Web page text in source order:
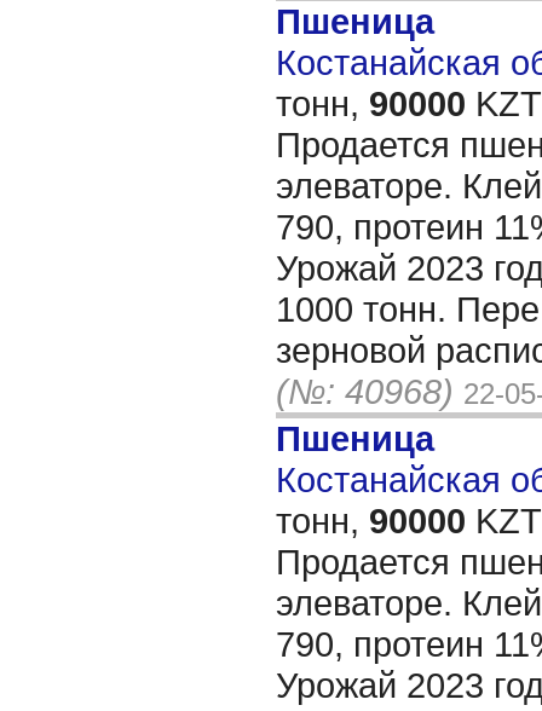
Пшеница
Костанайская
тонн, 90000
Продается
элеваторе.
790, протеин
Урожай 2023
1000 тонн.
зерновой
(№: 40968) 22-
Пшеница
Костанайская
тонн, 90000
Продается
элеваторе.
790, протеин
Урожай 2023